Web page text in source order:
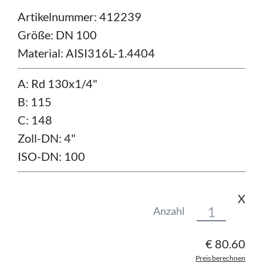
Artikelnummer: 412239
Größe: DN 100
Material: AISI316L-1.4404
A: Rd 130x1/4"
B: 115
C: 148
Zoll-DN: 4"
ISO-DN: 100
Anzahl
X
€ 80.60
Preis berechnen